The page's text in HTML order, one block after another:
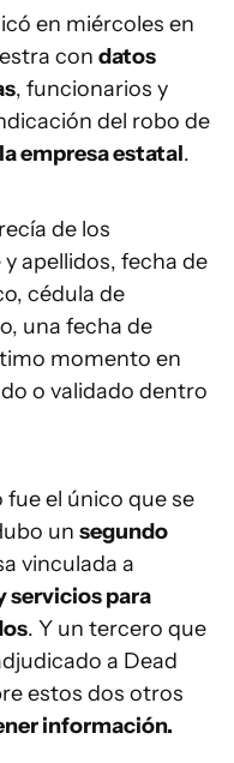
en miércoles en
con datos
, funcionarios y
del robo de
empresa estatal.
de los
apellidos, fecha de
cédula de
una fecha de
momento en
o validado dentro
fue el único que se
un segundo
vinculada a
para
. Y un tercero que
a Dead
estos dos otros
información.